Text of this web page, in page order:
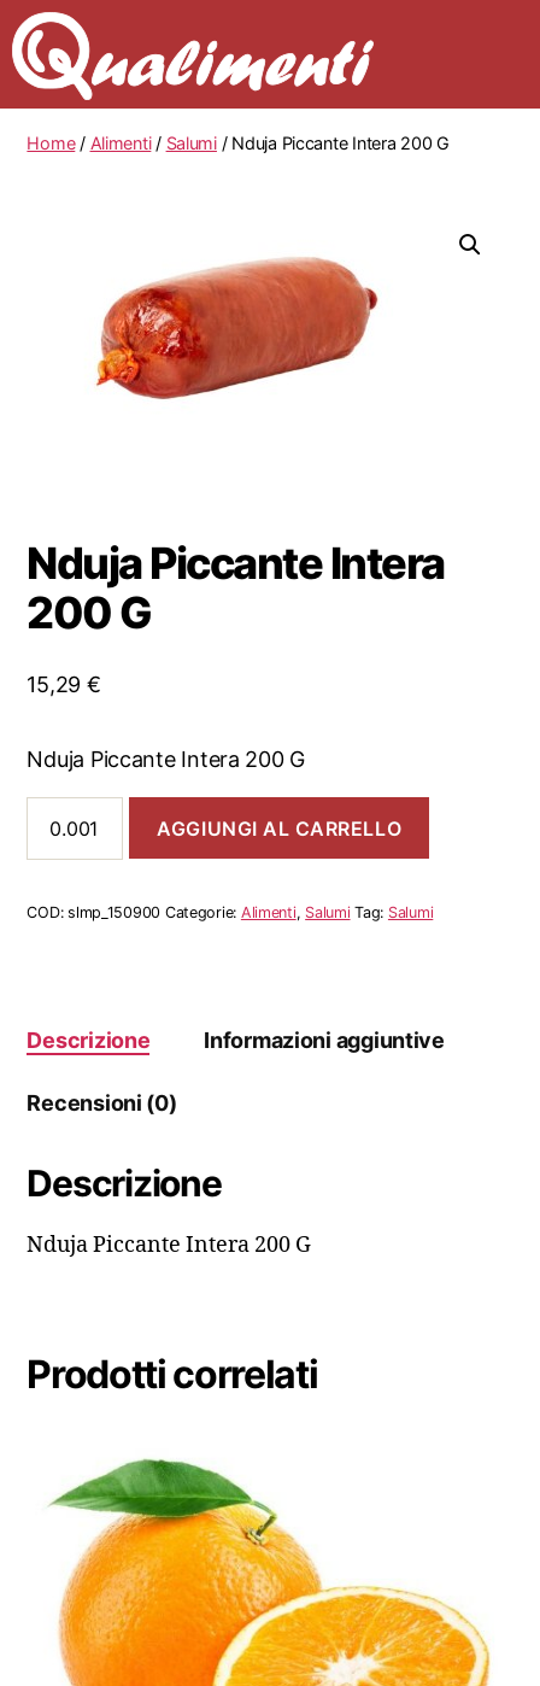
Home/ Alimenti/ Salumi/ Nduja Piccante Intera 200 G
Nduja Piccante Intera
200 G
15,29 €
Nduja Piccante Intera 200 G
Piccante
Intera
G
quantità
AGGIUNGI AL CARRELLO
COD:slmp_150900 Categorie: Alimenti, Salumi Tag: Salumi
Descrizione Informazioni aggiuntive
Recensioni (0)
Descrizione
Nduja Piccante Intera 200 G
Prodotti correlati